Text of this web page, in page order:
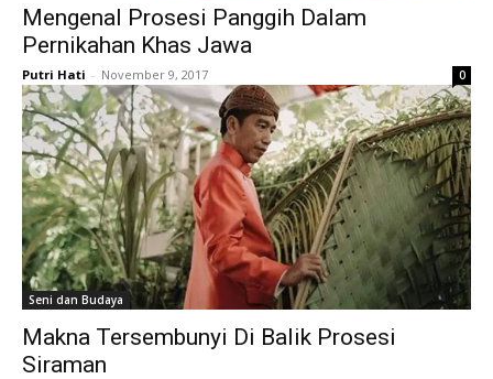
Mengenal Prosesi Panggih Dalam
Pernikahan Khas Jawa
Putri Hati - November 9, 2017 0
Seni dan Budaya
Makna Tersembunyi Di Balik Prosesi
Siraman